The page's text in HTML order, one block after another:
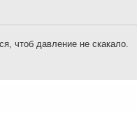
чтоб давление не скакало.